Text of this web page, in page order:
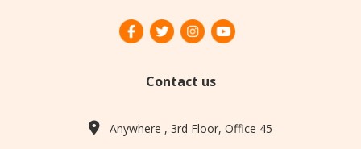
Contact us
Anywhere , 3rd Floor, Office 45